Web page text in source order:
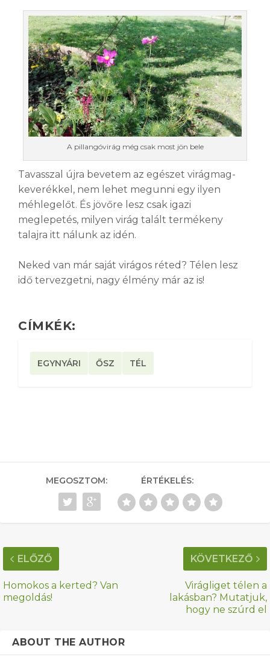
A pillangóvirág még csak most jön bele
Tavasszal újra bevetem az egészet virágmag-
keverékkel, nem lehet megunni egy ilyen
méhlegelőt. És jövőre lesz csak igazi
meglepetés, milyen virág talált termékeny
talajra itt nálunk az idén.
Neked van már saját virágos réted? Télen lesz
idő tervezgetni, nagy élmény már az is!
CÍMKÉK:
EGYNYÁRI ŐSZ TÉL
MEGOSZTOM: ÉRTÉKELÉS:
ELŐZŐ
Homokos a kerted? Van
megoldás!
KÖVETKEZŐ
Virágliget télen a
lakásban? Mutatjuk,
hogy ne szúrd el
ABOUT THE AUTHOR